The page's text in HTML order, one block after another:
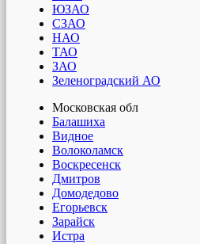
ЮЗАО
СЗАО
НАО
ТАО
ЗАО
Зеленоградский АО
Московская обл
Балашиха
Видное
Волоколамск
Воскресенск
Дмитров
Домодедово
Егорьевск
Зарайск
Истра